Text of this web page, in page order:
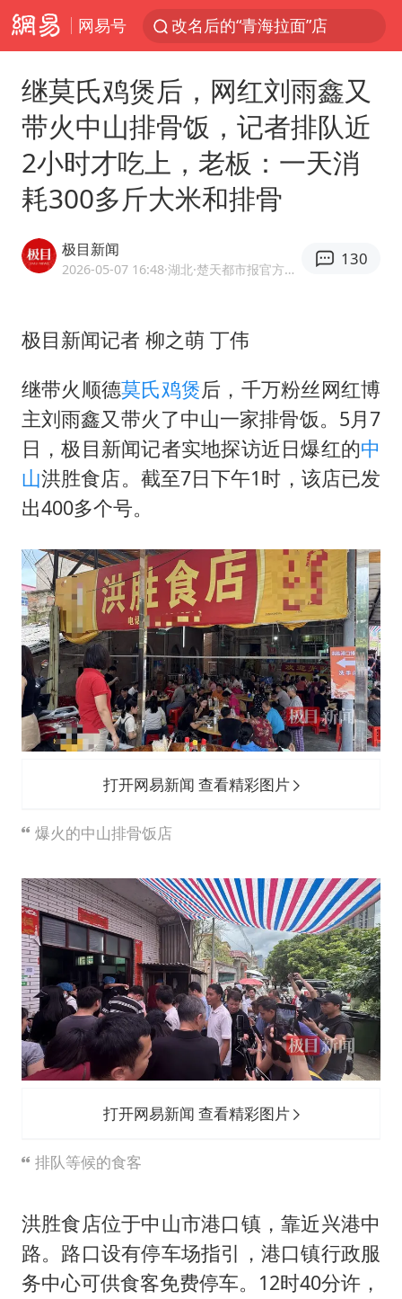
网易号
改名后的“青海拉面”店
泸溪河：桃酥吃出金属牙冠视频不实
女子开一天一夜空调后二氧化碳中毒
“空调24小时开着更省电”不实
台风白海豚逼近 暴雨大暴雨来袭
47岁妈妈突然产女 26岁女儿：很震惊
97岁英国奶奶飞上天再破吉尼斯纪录
OpenAI为免费用户升级GPT-5.6 Luna
如何把百年大党建设得更加坚强有力？
继莫氏鸡煲后，网红刘雨鑫又
带火中山排骨饭，记者排队近
2小时才吃上，老板：一天消
耗300多斤大米和排骨
极目新闻
2026-05-07 16:48·湖北 ·楚天都市报官方网易号
130
极目新闻记者 柳之萌 丁伟
继带火顺德莫氏鸡煲后，千万粉丝网红博
主刘雨鑫又带火了中山一家排骨饭。5月7
日，极目新闻记者实地探访近日爆红的中
山洪胜食店。截至7日下午1时，该店已发
出400多个号。
打开网易新闻 查看精彩图片
爆火的中山排骨饭店
打开网易新闻 查看精彩图片
排队等候的食客
洪胜食店位于中山市港口镇，靠近兴港中
路。路口设有停车场指引，港口镇行政服
务中心可供食客免费停车。12时40分许，